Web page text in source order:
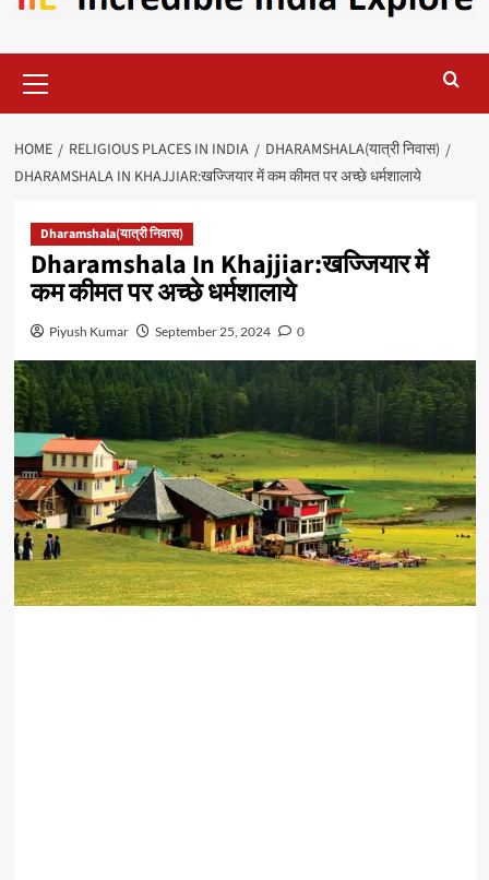
HOME RELIGIOUS PLACES IN INDIA
DHARAMSHALA(यात्री निवास)
DHARAMSHALA IN KHAJJIAR:खज्जियार में कम कीमत पर अच्छे धर्मशालाये
Dharamshala(यात्री निवास)
Dharamshala In Khajjiar:खज्जियार में
कम कीमत पर अच्छे धर्मशालाये
Piyush Kumar September 25, 2024 0